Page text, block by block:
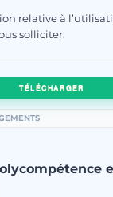
relative à
solliciter.
TÉLÉCHARGER